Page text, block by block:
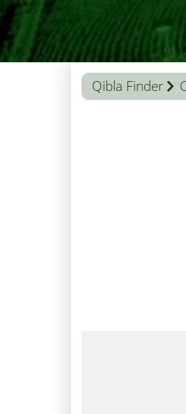
Qibla Finder